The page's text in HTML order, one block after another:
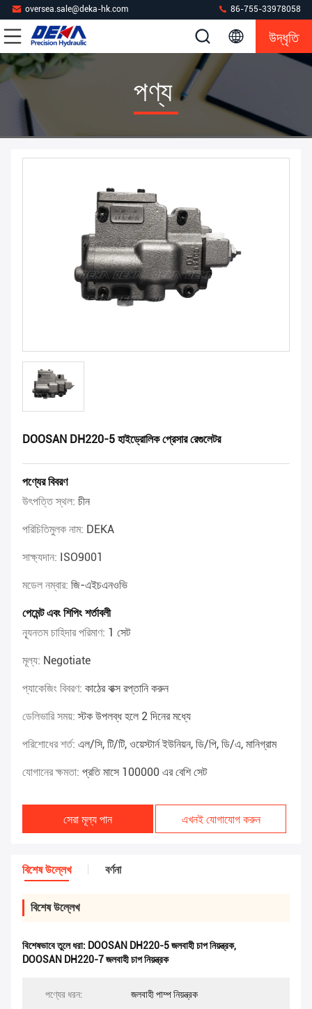
oversea.sale@deka-hk.com 86-755-33978058
উদ্ধৃতি
পণ্য
DOOSAN DH220-5 হাইড্রোলিক প্রেসার রেগুলেটর
পণ্যের বিবরণ
উৎপত্তি স্থল: চীন
পরিচিতিমুলক নাম: DEKA
সাক্ষ্যদান: ISO9001
মডেল নম্বার: জি-এইচএনওভি
পেমেন্ট এবং শিপিং শর্তাবলী
ন্যূনতম চাহিদার পরিমাণ: 1 সেট
মূল্য: Negotiate
প্যাকেজিং বিবরণ: কাঠের বাক্স রপ্তানি করুন
ডেলিভারি সময়:স্টক উপলব্ধ হলে 2 দিনের মধ্যে
পরিশোধের শর্ত: এল/সি, টি/টি, ওয়েস্টার্ন ইউনিয়ন, ডি/পি, ডি/এ, মানিগ্রাম
যোগানের ক্ষমতা: প্রতি মাসে 100000 এর বেশি সেট
সেরা মূল্য পান এখনই যোগাযোগ করুন
বিশেষ উল্লেখ বর্ণনা
বিশেষ উল্লেখ
বিশেষভাবে তুলে ধরা: DOOSAN DH220-5 জলবাহী চাপ নিয়ন্ত্রক,
DOOSAN DH220-7 জলবাহী চাপ নিয়ন্ত্রক
পণ্যের ধরন: জলবাহী পাম্প নিয়ন্ত্রক